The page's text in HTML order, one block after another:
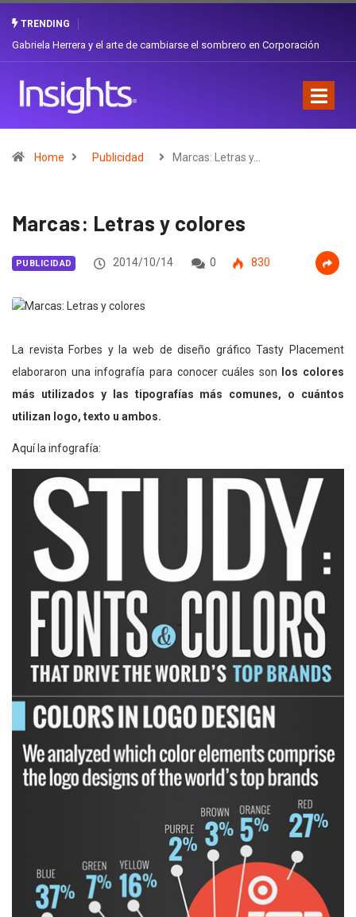
TRENDING
Gabriela Herrera y el arte de cambiarse el sombrero en Corporación
Home Publicidad Marcas: Letras y…
Marcas: Letras y colores
PUBLICIDAD 2014/10/14 0 830
La revista Forbes y la web de diseño gráfico Tasty Placement
elaboraron una infografía para conocer cuáles son
los colores
más utilizados y las tipografías más comunes, o cuántos
utilizan logo, texto u ambos.
Aquí la infografía: